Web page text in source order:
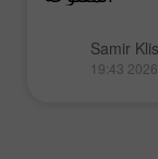
Samir
19:43